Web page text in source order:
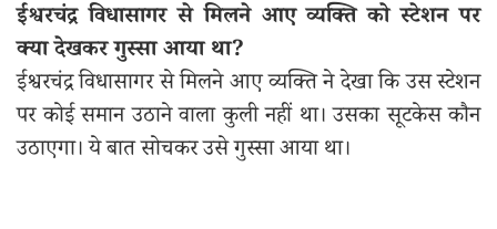
ईश्वरचंद्र विधासागर से मिलने आए व्यक्ति को स्टेशन पर
क्या देखकर गुस्सा आया था?
ईश्वरचंद्र विधासागर से मिलने आए व्यक्ति ने देखा कि उस स्टेशन
पर कोई समान उठाने वाला कुली नहीं था। उसका सूटकेस कौन
उठाएगा। ये बात सोचकर उसे गुस्सा आया था।